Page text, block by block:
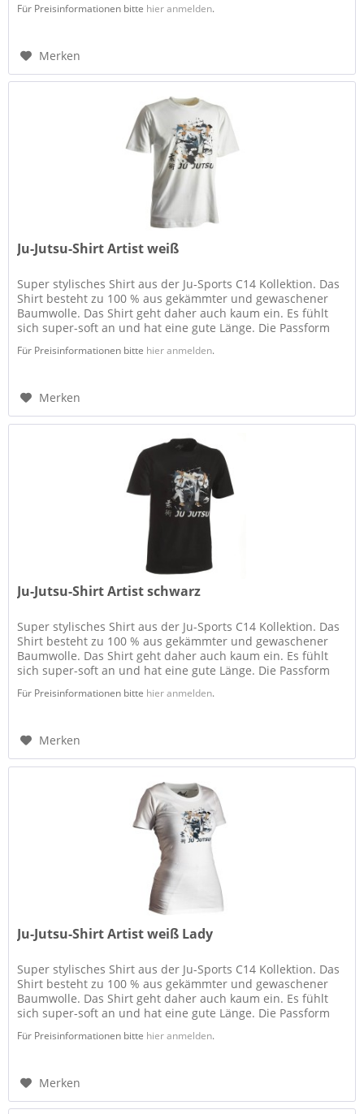
Für Preisinformationen bitte hier anmelden.
Merken
Ju-Jutsu-Shirt Artist weiß
Super stylisches Shirt aus der Ju-Sports C14 Kollektion. Das
Shirt besteht zu 100 % aus gekämmter und gewaschener
Baumwolle. Das Shirt geht daher auch kaum ein. Es fühlt
sich super-soft an und hat eine gute Länge. Die Passform
Für Preisinformationen bitte hier anmelden.
Merken
Ju-Jutsu-Shirt Artist schwarz
Super stylisches Shirt aus der Ju-Sports C14 Kollektion. Das
Shirt besteht zu 100 % aus gekämmter und gewaschener
Baumwolle. Das Shirt geht daher auch kaum ein. Es fühlt
sich super-soft an und hat eine gute Länge. Die Passform
Für Preisinformationen bitte hier anmelden.
Merken
Ju-Jutsu-Shirt Artist weiß Lady
Super stylisches Shirt aus der Ju-Sports C14 Kollektion. Das
Shirt besteht zu 100 % aus gekämmter und gewaschener
Baumwolle. Das Shirt geht daher auch kaum ein. Es fühlt
sich super-soft an und hat eine gute Länge. Die Passform
Für Preisinformationen bitte hier anmelden.
Merken